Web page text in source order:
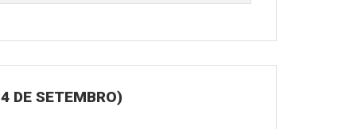
DE SETEMBRO)